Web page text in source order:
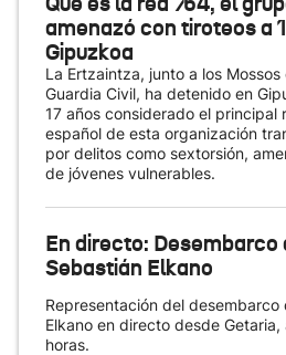
amenazó con tiroteos a
Gipuzkoa
La Ertzaintza, junto a los
Guardia Civil, ha detenido en
17 años considerado el principal
español de esta organización
por delitos como sextorsión,
de jóvenes vulnerables.
En directo: Desembarco
Sebastián Elkano
Representación del desembarco
Elkano en directo desde
horas.